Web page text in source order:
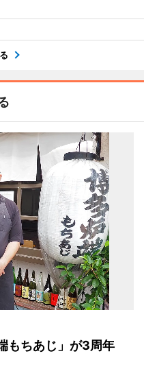
もちあじ」が3周年